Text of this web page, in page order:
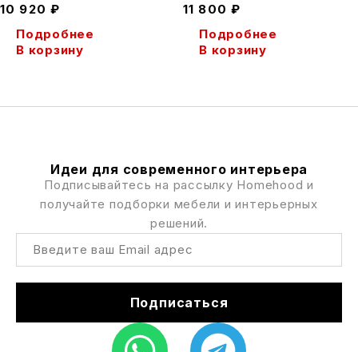
10 920 ₽
Подробнее
В корзину
11 800 ₽
Подробнее
В корзину
Идеи для современного интерьера
Подписывайтесь на рассылку Homehood и
получайте подборки мебели и интерьерных
решений.
Подписаться